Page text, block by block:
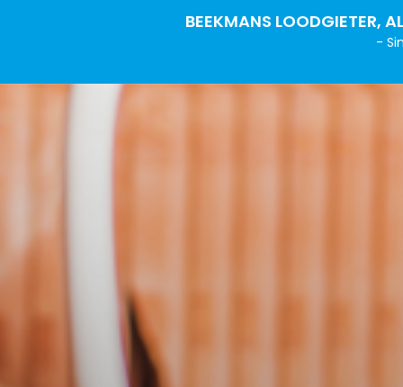
BEEKMANS LOODGIETER,
-